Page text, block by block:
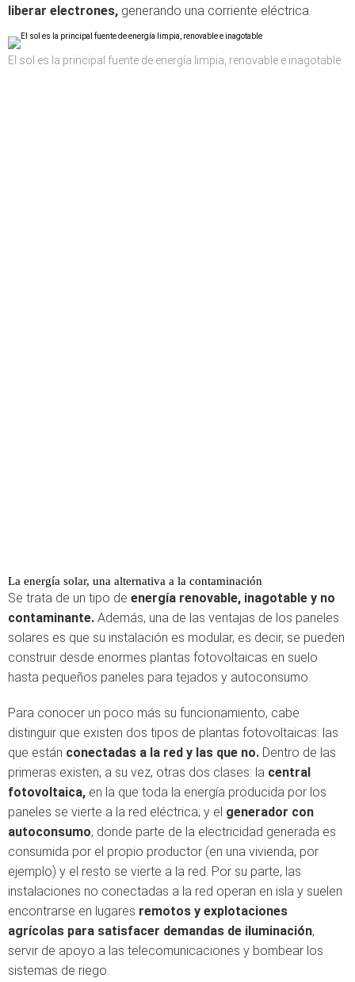
liberar electrones, generando una corriente eléctrica.
El sol es la principal fuente de energía limpia, renovable e inagotable
La energía solar, una alternativa a la contaminación
Se trata de un tipo de energía renovable, inagotable y no
contaminante. Además, una de las ventajas de los paneles
solares es que su instalación es modular, es decir, se pueden
construir desde enormes plantas fotovoltaicas en suelo
hasta pequeños paneles para tejados y autoconsumo.
Para conocer un poco más su funcionamiento, cabe
distinguir que existen dos tipos de plantas fotovoltaicas: las
que están conectadas a la red y las que no. Dentro de las
primeras existen, a su vez, otras dos clases: la central
fotovoltaica, en la que toda la energía producida por los
paneles se vierte a la red eléctrica; y el generador con
autoconsumo, donde parte de la electricidad generada es
consumida por el propio productor (en una vivienda, por
ejemplo) y el resto se vierte a la red. Por su parte, las
instalaciones no conectadas a la red operan en isla y suelen
encontrarse en lugares remotos y explotaciones
agrícolas para satisfacer demandas de iluminación,
servir de apoyo a las telecomunicaciones y bombear los
sistemas de riego.